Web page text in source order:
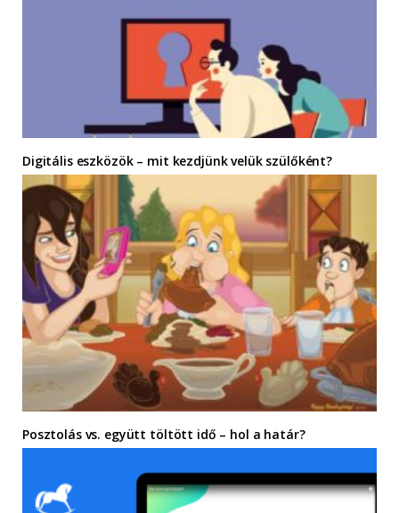
Digitális eszközök – mit kezdjünk velük szülőként?
Posztolás vs. együtt töltött idő – hol a határ?